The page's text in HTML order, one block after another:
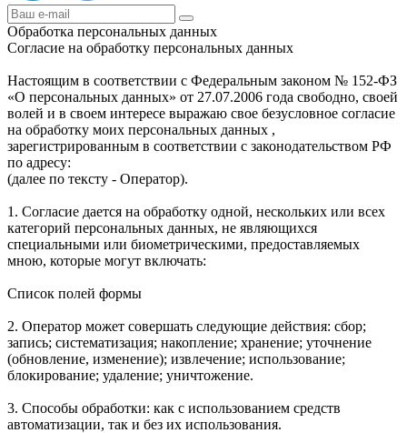
Обработка персональных данных
Согласие на обработку персональных данных
Настоящим в соответствии с Федеральным законом № 152-ФЗ
«О персональных данных» от 27.07.2006 года свободно, своей
волей и в своем интересе выражаю свое безусловное согласие
на обработку моих персональных данных ,
зарегистрированным в соответствии с законодательством РФ
по адресу:
(далее по тексту - Оператор).
1. Согласие дается на обработку одной, нескольких или всех
категорий персональных данных, не являющихся
специальными или биометрическими, предоставляемых
мною, которые могут включать:
Список полей формы
2. Оператор может совершать следующие действия: сбор;
запись; систематизация; накопление; хранение; уточнение
(обновление, изменение); извлечение; использование;
блокирование; удаление; уничтожение.
3. Способы обработки: как с использованием средств
автоматизации, так и без их использования.